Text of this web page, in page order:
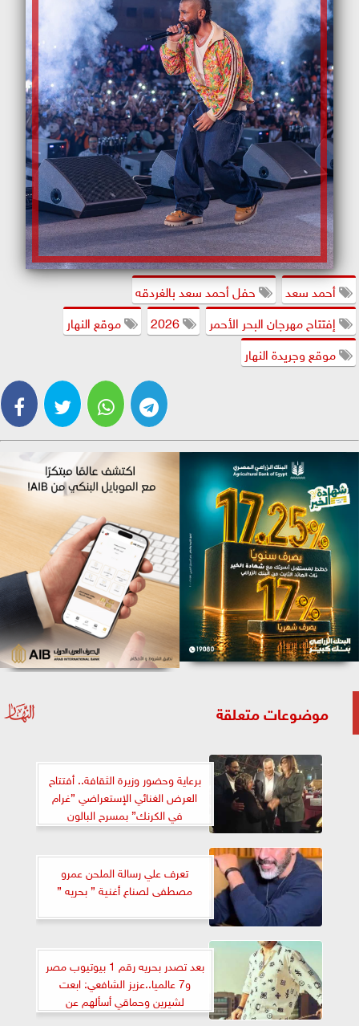
أحمد سعد
حفل أحمد سعد بالغردقه
إفتتاح مهرجان البحر الأحمر
موقع النهار
موقع وجريدة النهار
موضوعات متعلقة
برعاية وحضور وزيرة الثقافة.. أفتتاح
العرض الغنائي الإستعراضي ”غرام
في الكرنك” بمسرح البالون
تعرف علي رسالة الملحن عمرو
مصطفى لصناع أغنية ” بحريه ”
بعد تصدر بحريه رقم 1 بيوتيوب مصر
و7 عالميا..عزيز الشافعي: ابعت
لشيرين وحماقي أسألهم عن
اختياراتهم